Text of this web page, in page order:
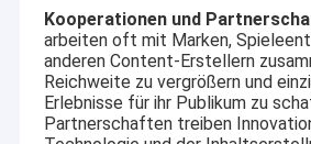
Kooperationen und
arbeiten oft mit Marken,
anderen Content-Erstellern
Reichweite zu vergrößern und
Erlebnisse für ihr Publikum zu
Partnerschaften treiben